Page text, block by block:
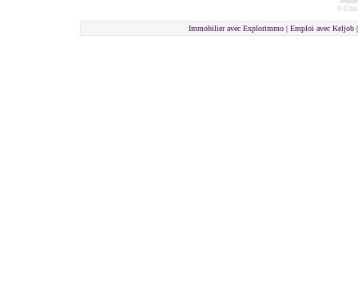
©
Immobilier avec Explorimmo | Emploi avec Keljob